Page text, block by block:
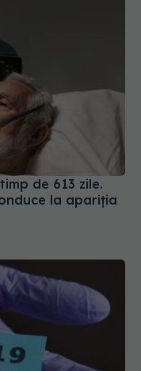
de 613 zile.
la apariția